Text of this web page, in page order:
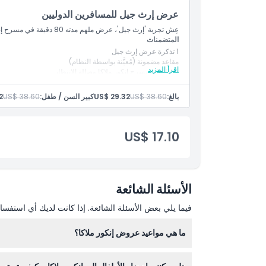
عرض إرث جيل للمسافرين الدوليين
عِش تجربة 'إرث جيل'، عرض ملهم مدته 80 دقيقة في مسرح إنكور ملاكا يحتفي بالأسرة والتقاليد والإرث الثقافي الخالد لماليزيا.
اقرأ المزيد
المتضمنات
1 تذكرة عرض إرث جيل
مقاعد مضمونة (مُعيَّنة بواسطة النظام)
دخول إلى مسرح إنكور ملاكا وصالة الانتظار
الوصول إلى نقاط تصوير مخصصة في الموقع
بالغ:US$ 38.60
US$ 29.32كبير السن / طفل:US$ 38.60
US$ 17.10
الأسئلة الشائعة
فيما يلي بعض الأسئلة الشائعة. إذا كانت لديك أي
ما هي مواعيد عروض إنكور ملاكا؟